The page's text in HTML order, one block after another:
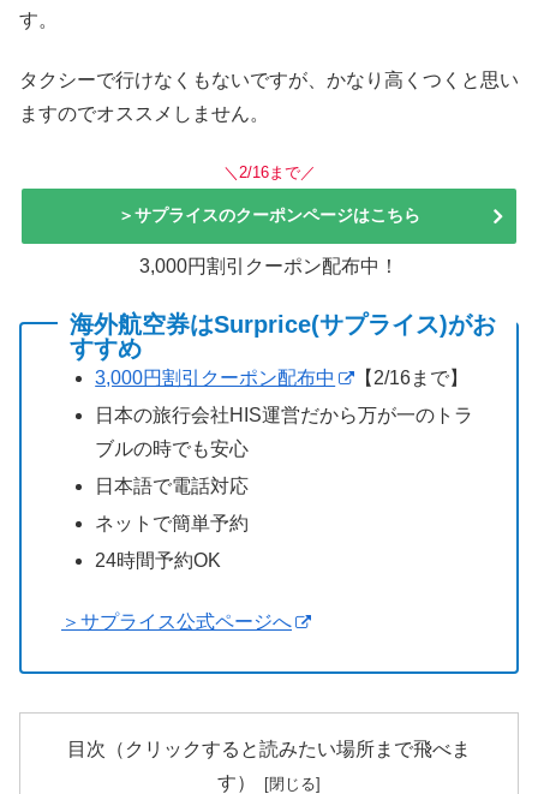
す。
タクシーで行けなくもないですが、かなり高くつくと思い
ますのでオススメしません。
＼2/16まで／
＞サプライスのクーポンページはこちら
3,000円割引クーポン配布中！
海外航空券はSurprice(サプライス)がお
すすめ
3,000円割引クーポン配布中
【2/16まで】
日本の旅行会社HIS運営だから万が一のトラ
ブルの時でも安心
日本語で電話対応
ネットで簡単予約
24時間予約OK
＞サプライス公式ページへ
目次（クリックすると読みたい場所まで飛べま
す）